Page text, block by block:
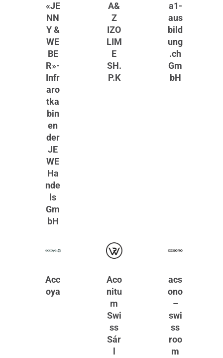
«JE
NN
Y &
WE
BE
R»-
Infr
aro
tka
bin
en
der
JE
WE
Ha
nde
ls
Gm
bH
A&
Z
IZO
LIM
E
SH.
P.K
a1-
aus
bild
ung
.ch
Gm
bH
Acc
oya
Aco
nitu
m
Swi
ss
Sár
acs
ono
–
swi
ss
roo
m